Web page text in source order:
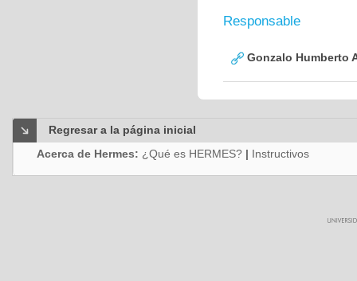
Responsable
Gonzalo Humberto
Regresar a la página inicial
Acerca de Hermes: ¿Qué es HERMES? | Instructivos